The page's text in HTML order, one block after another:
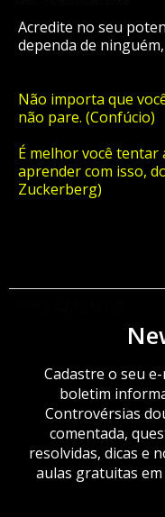
Acredite no seu
dependa de
Não importa que
não pare. (Confúcio)
É melhor você
aprender com isso,
Zuckerberg)
Cadastre o seu
boletim
Controvérsias
comentada,
resolvidas, dicas e
aulas gratuitas